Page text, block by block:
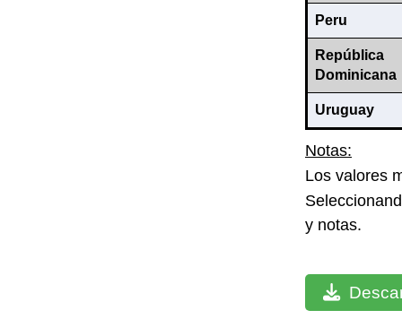
Peru
República
Dominicana
Uruguay
Notas:
Los valores
y notas.